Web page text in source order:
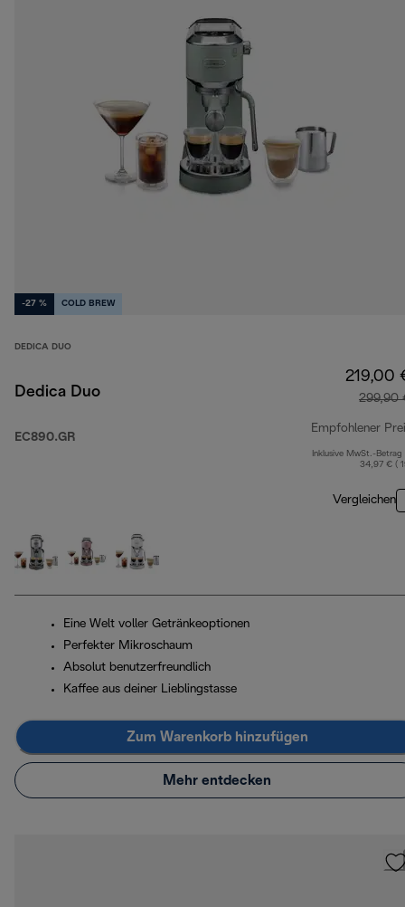
-27 % COLD BREW
DEDICA DUO
Dedica Duo
EC890.GR
219,00
299,90
Empfohlener
Inklusive MwSt.-Betrag
34,97 € (
Vergleichen
Eine Welt voller Getränkeoptionen
Perfekter Mikroschaum
Absolut benutzerfreundlich
Kaffee aus deiner Lieblingstasse
Zum Warenkorb hinzufügen
Mehr entdecken